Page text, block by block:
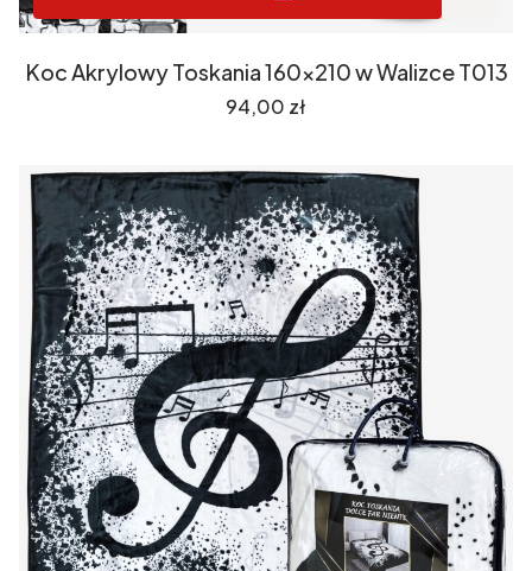
Koc Akrylowy Toskania 160x210 w Walizce T013
Cena
94,00 zł